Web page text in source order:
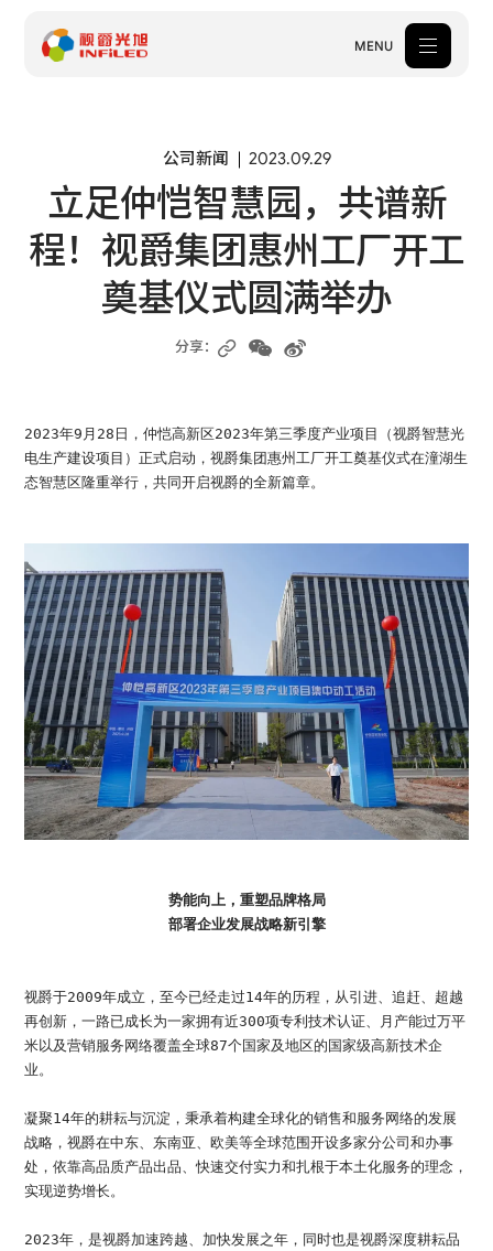
MENU
解决方案
案例中心
关于我们
体验中心
加入我们
联系我们
语言版本
CN EN ES
公司新闻 2023.09.29
立足仲恺智慧园，共谱新
程！视爵集团惠州工厂开工
奠基仪式圆满举办
分享：
2023年9月28日，仲恺高新区2023年第三季度产业项目（视爵智慧光
电生产建设项目）正式启动，视爵集团惠州工厂开工奠基仪式在潼湖生
态智慧区隆重举行，共同开启视爵的全新篇章。
势能向上，重塑品牌格局
部署企业发展战略新引擎
视爵于2009年成立，至今已经走过14年的历程，从引进、追赶、超越
再创新，一路已成长为一家拥有近300项专利技术认证、月产能过万平
米以及营销服务网络覆盖全球87个国家及地区的国家级高新技术企
业。
凝聚14年的耕耘与沉淀，秉承着构建全球化的销售和服务网络的发展
战略，视爵在中东、东南亚、欧美等全球范围开设多家分公司和办事
处，依靠高品质产品出品、快速交付实力和扎根于本土化服务的理念，
实现逆势增长。
2023年，是视爵加速跨越、加快发展之年，同时也是视爵深度耕耘品